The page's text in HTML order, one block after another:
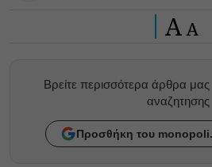
A A
Βρείτε περισσότερα άρθρα
αναζητησης
Προσθήκη του